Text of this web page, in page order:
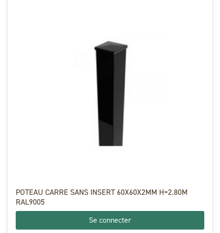
POTEAU CARRE SANS INSERT 60X60X2MM H=2.80M
RAL9005
Se connecter